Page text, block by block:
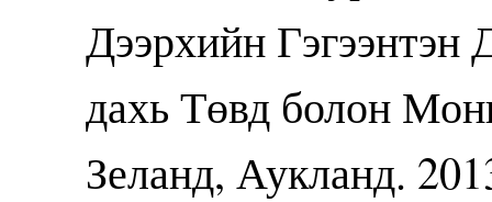
Дээрхийн
дахь Төвд болон
Зеланд, Аукланд.